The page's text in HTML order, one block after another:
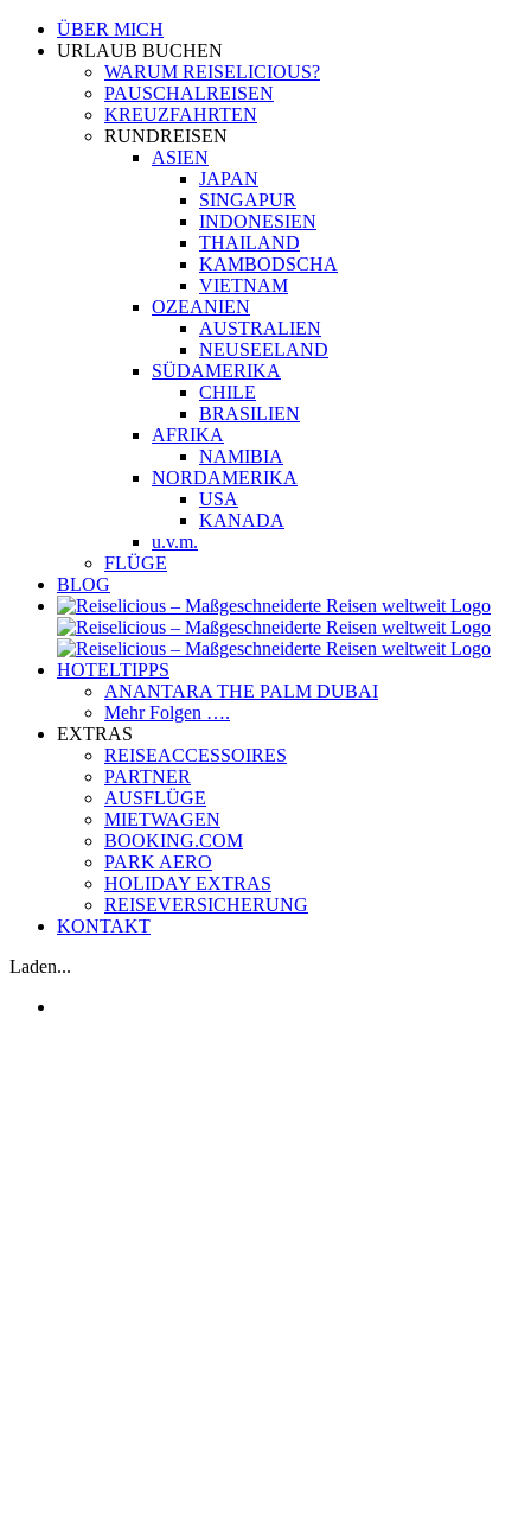
Zum
Inhalt
ÜBER MICH
URLAUB BUCHEN
WARUM REISELICIOUS?
PAUSCHALREISEN
KREUZFAHRTEN
RUNDREISEN
ASIEN
JAPAN
SINGAPUR
INDONESIEN
THAILAND
KAMBODSCHA
VIETNAM
OZEANIEN
AUSTRALIEN
NEUSEELAND
SÜDAMERIKA
CHILE
BRASILIEN
AFRIKA
NAMIBIA
NORDAMERIKA
USA
KANADA
u.v.m.
FLÜGE
BLOG
HOTELTIPPS
ANANTARA THE PALM DUBAI
Mehr Folgen ….
EXTRAS
REISEACCESSOIRES
PARTNER
AUSFLÜGE
MIETWAGEN
BOOKING.COM
PARK AERO
HOLIDAY EXTRAS
REISEVERSICHERUNG
KONTAKT
Laden...